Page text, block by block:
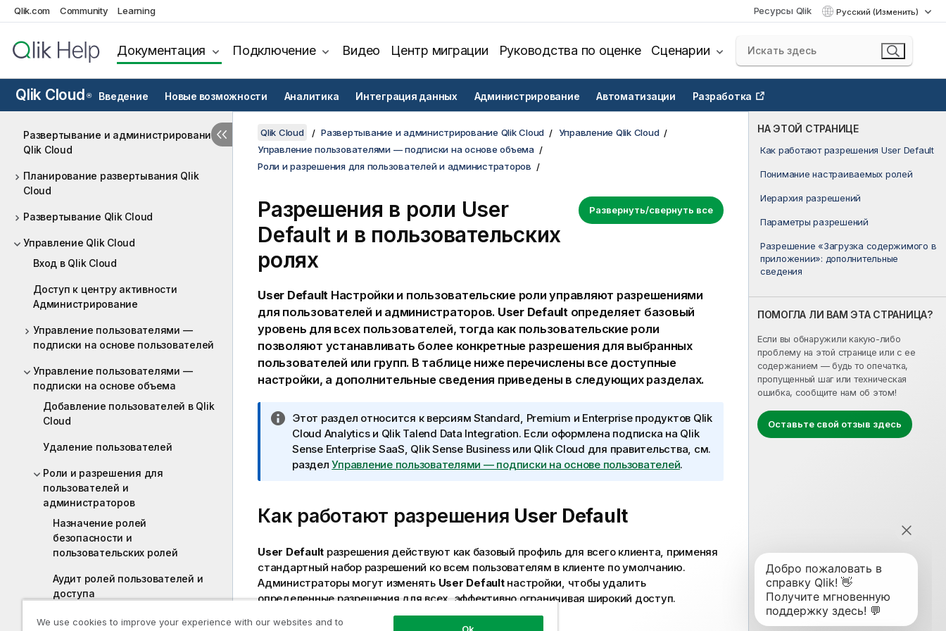
Qlik.com Community Learning Ресурсы Qlik Русский (Изменить)
Документация Подключение Видео Центр миграции Руководства по оценке Сценарии
Qlik Cloud ® Введение Новые возможности Аналитика Интеграция данных Администрирование Автоматизации Разработка
Развертывание и администрирование
Qlik Cloud
Планирование развертывания Qlik
Cloud
Развертывание Qlik Cloud
Управление Qlik Cloud
Вход в Qlik Cloud
Доступ к центру активности
Администрирование
Управление пользователями —
подписки на основе пользователей
Управление пользователями —
подписки на основе объема
Добавление пользователей в Qlik
Cloud
Удаление пользователей
Роли и разрешения для
пользователей и
администраторов
Назначение ролей
безопасности и
пользовательских ролей
Аудит ролей пользователей и
доступа
Права, предоставляемые
НА ЭТОЙ СТРАНИЦЕ
Как работают разрешения User Default
Понимание настраиваемых ролей
Иерархия разрешений
Параметры разрешений
Разрешение «Загрузка содержимого в
приложении»: дополнительные
сведения
ПОМОГЛА ЛИ ВАМ ЭТА СТРАНИЦА?
Если вы обнаружили какую-либо
проблему на этой странице или с ее
содержанием — будь то опечатка,
пропущенный шаг или техническая
ошибка, сообщите нам об этом!
Оставьте свой отзыв здесь
Qlik Cloud Развертывание и администрирование Qlik Cloud
Управление Qlik Cloud
Управление пользователями — подписки на основе объема
Роли и разрешения для пользователей и администраторов
Развернуть/свернуть все
Разрешения в роли User
Defaultи в пользовательских
ролях
User Default Настройки и пользовательские роли управляют разрешениями
для пользователей и администраторов. User Defaultопределяет базовый
уровень для всех пользователей, тогда как пользовательские роли
позволяют устанавливать более конкретные разрешения для выбранных
пользователей или групп. В таблице ниже перечислены все доступные
настройки, а дополнительные сведения приведены в следующих разделах.
П
р
и
м
н
е
к
и
н
ф
Этот раздел относится к версиям Standard, Premium и Enterprise продуктов Qlik
Cloud Analyticsи Qlik Talend Data Integration. Если оформлена подписка на Qlik
Sense Enterprise SaaS, Qlik Sense Businessили Qlik Cloud для правительства, см.
разделУправление пользователями — подписки на основе пользователей.
Как работают разрешения User Default
User Default разрешения действуют как базовый профиль для всего клиента, применяя
стандартный набор разрешений ко всем пользователям в клиенте по умолчанию.
Администраторы могут изменять User Defaultнастройки, чтобы удалить
определенные разрешения для всех, эффективно ограничивая широкий доступ.
We use cookies to improve your experience with our websites and to